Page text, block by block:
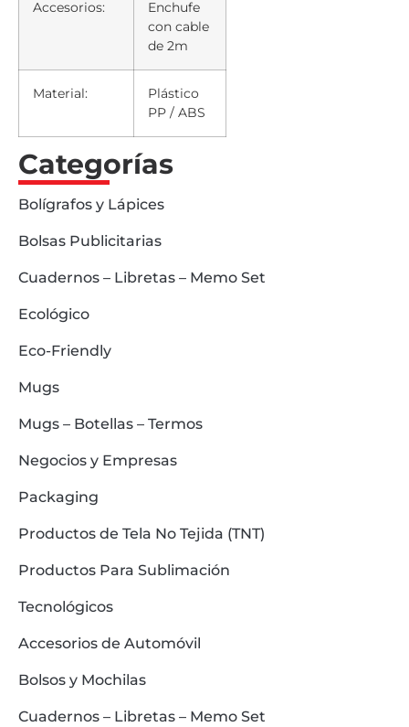
Accesorios:
Enchufe
con cable
de 2m
Material:
Plástico
PP / ABS
Categorías
Bolígrafos y Lápices
Bolsas Publicitarias
Cuadernos – Libretas – Memo Set
Ecológico
Eco-Friendly
Mugs
Mugs – Botellas – Termos
Negocios y Empresas
Packaging
Productos de Tela No Tejida (TNT)
Productos Para Sublimación
Tecnológicos
Accesorios de Automóvil
Bolsos y Mochilas
Cuadernos – Libretas – Memo Set